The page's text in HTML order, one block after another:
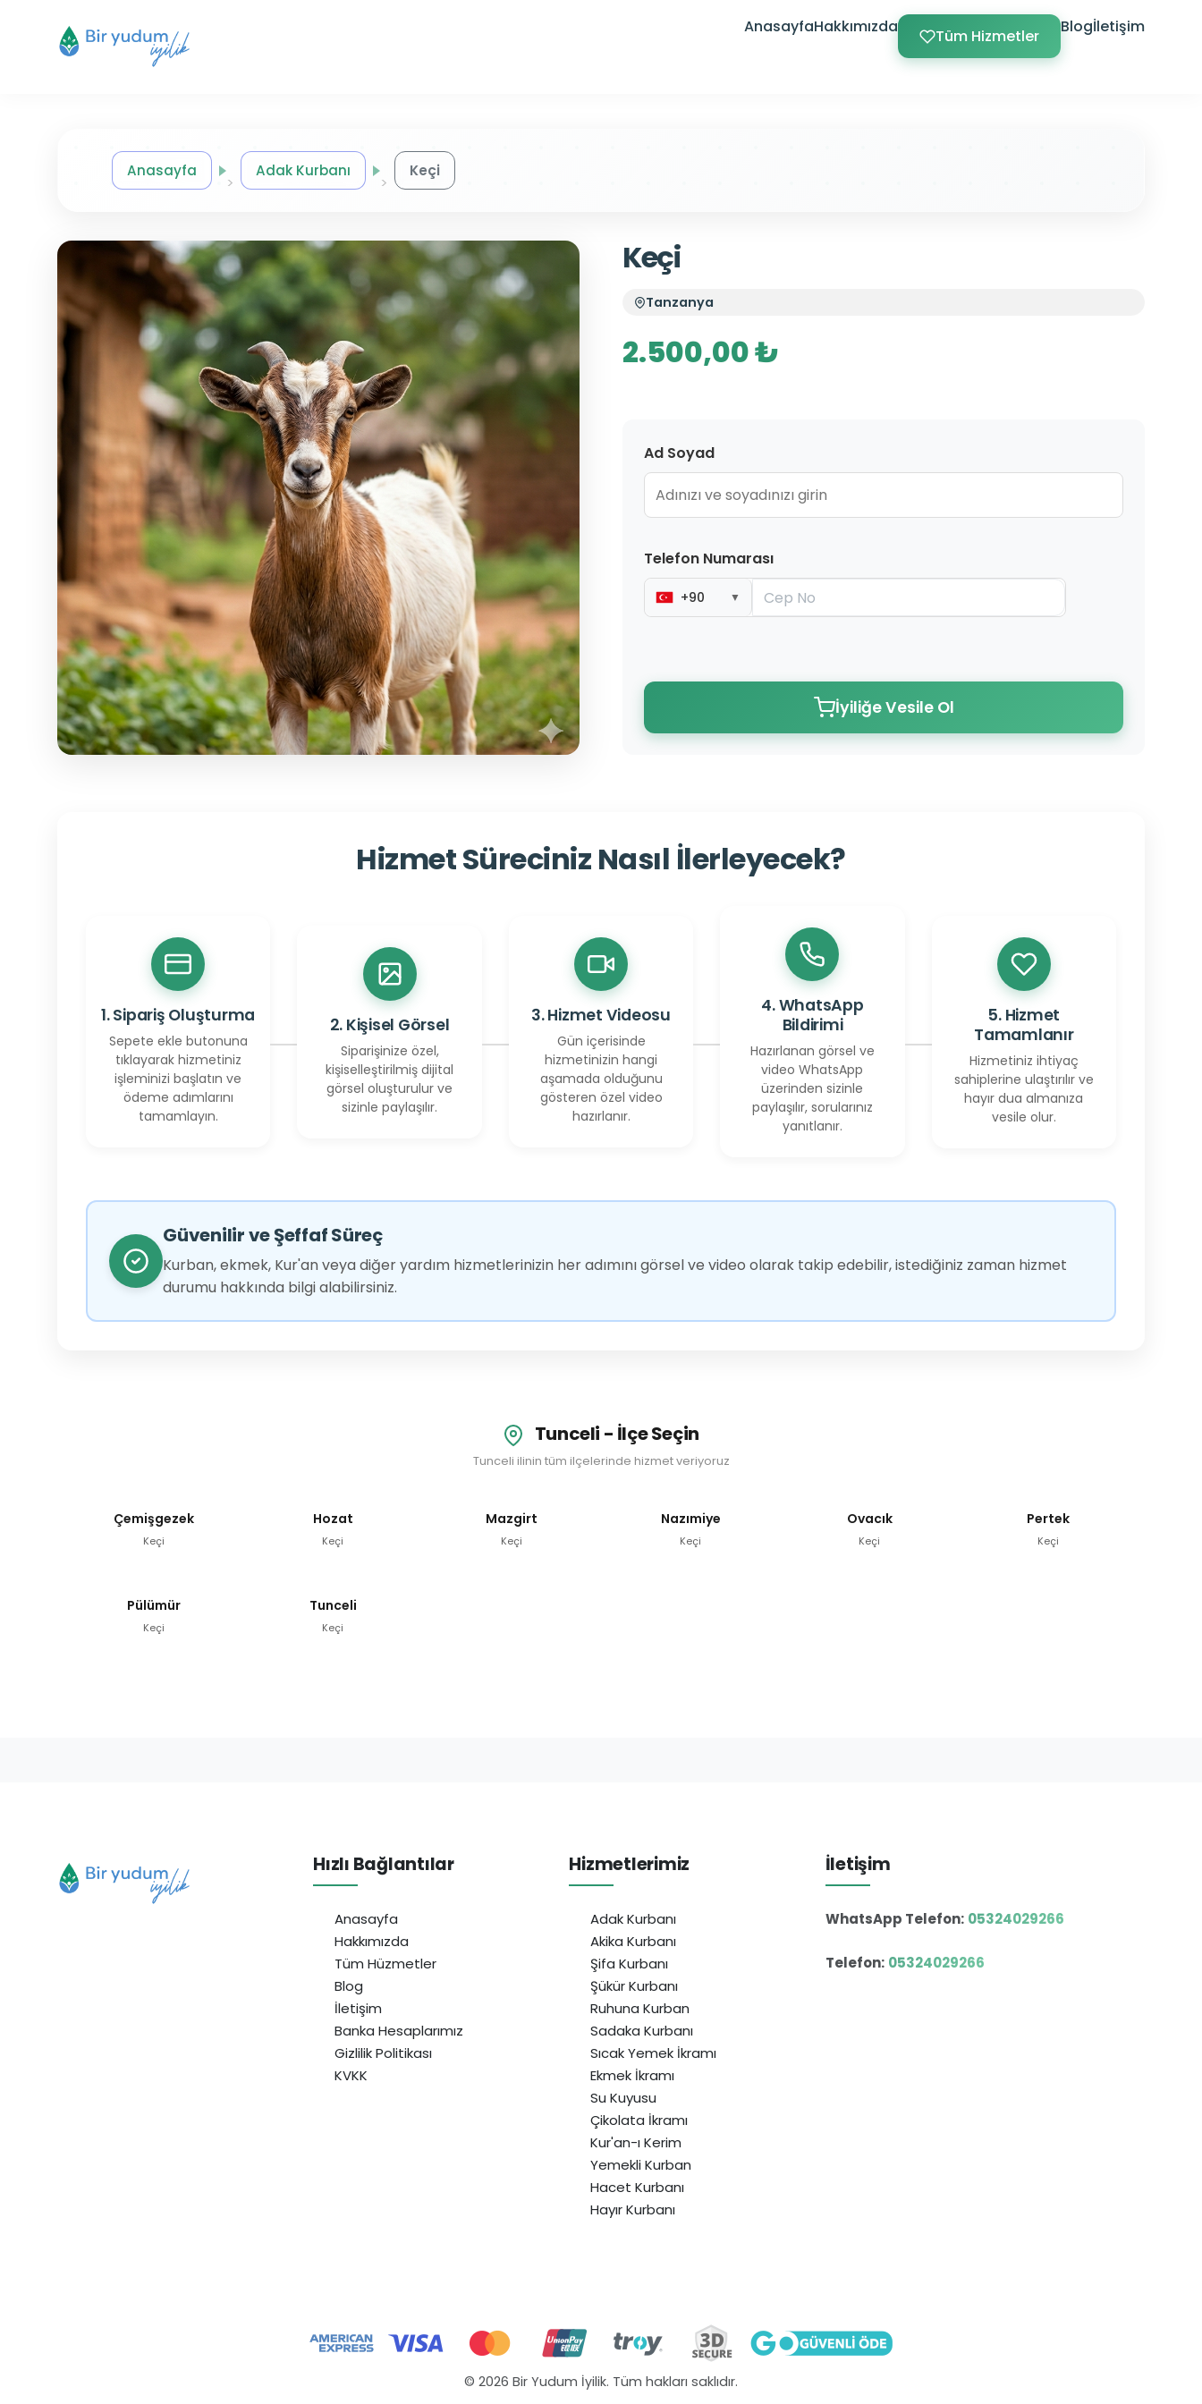
AnasayfaHakkımızda Tüm Hizmetler Blogİletişim
Anasayfa Adak Kurbanı Keçi
Keçi
Tanzanya
2.500,00 ₺
Ad Soyad
Telefon Numarası
+90 ▼
İyiliğe Vesile Ol
Hizmet Süreciniz Nasıl İlerleyecek?
1. Sipariş Oluşturma
Sepete ekle butonuna
tıklayarak hizmetiniz
işleminizi başlatın ve
ödeme adımlarını
tamamlayın.
2. Kişisel Görsel
Siparişinize özel,
kişiselleştirilmiş dijital
görsel oluşturulur ve
sizinle paylaşılır.
3. Hizmet Videosu
Gün içerisinde
hizmetinizin hangi
aşamada olduğunu
gösteren özel video
hazırlanır.
4. WhatsApp
Bildirimi
Hazırlanan görsel ve
video WhatsApp
üzerinden sizinle
paylaşılır, sorularınız
yanıtlanır.
5. Hizmet
Tamamlanır
Hizmetiniz ihtiyaç
sahiplerine ulaştırılır ve
hayır dua almanıza
vesile olur.
Güvenilir ve Şeffaf Süreç
Kurban, ekmek, Kur'an veya diğer yardım hizmetlerinizin her adımını görsel ve video olarak takip edebilir, istediğiniz zaman hizmet
durumu hakkında bilgi alabilirsiniz.
Tunceli - İlçe Seçin
Tunceli ilinin tüm ilçelerinde hizmet veriyoruz
Çemişgezek
Keçi
Hozat
Keçi
Mazgirt
Keçi
Nazımiye
Keçi
Ovacık
Keçi
Pertek
Keçi
Pülümür
Keçi
Tunceli
Keçi
Hızlı Bağlantılar
Anasayfa
Hakkımızda
Tüm Hüzmetler
Blog
İletişim
Banka Hesaplarımız
Gizlilik Politikası
KVKK
Hizmetlerimiz
Adak Kurbanı
Akika Kurbanı
Şifa Kurbanı
Şükür Kurbanı
Ruhuna Kurban
Sadaka Kurbanı
Sıcak Yemek İkramı
Ekmek İkramı
Su Kuyusu
Çikolata İkramı
Kur'an-ı Kerim
Yemekli Kurban
Hacet Kurbanı
Hayır Kurbanı
İletişim
WhatsApp Telefon: 05324029266
Telefon: 05324029266
© 2026 Bir Yudum İyilik. Tüm hakları saklıdır.